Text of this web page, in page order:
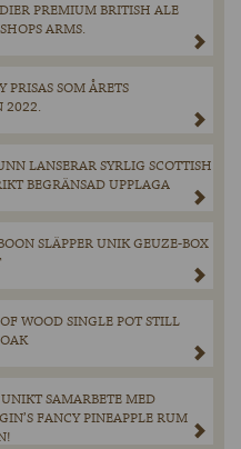
PREMIUM BRITISH ALE
ARMS.
PRISAS SOM ÅRETS
2022.
LANSERAR SYRLIG SCOTTISH
BEGRÄNSAD UPPLAGA
SLÄPPER UNIK GEUZE-BOX
WOOD SINGLE POT STILL
SAMARBETE MED
FANCY PINEAPPLE RUM